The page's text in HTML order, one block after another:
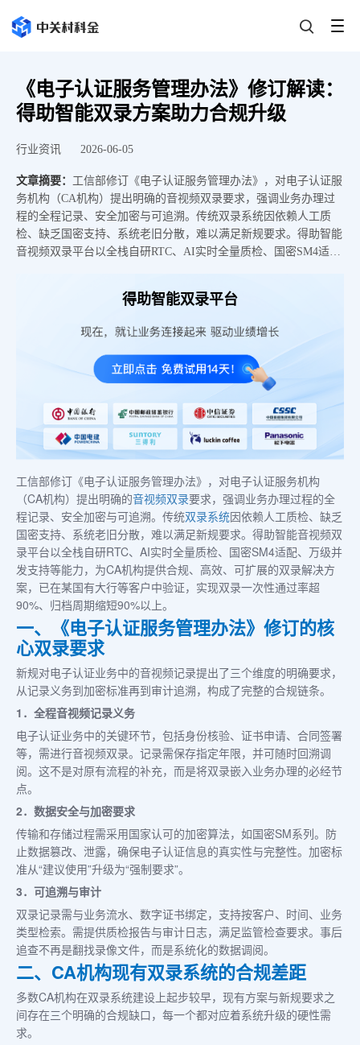
《电子认证服务管理办法》修订解读：
得助智能双录方案助力合规升级
行业资讯 2026-06-05
文章摘要： 工信部修订《电子认证服务管理办法》，对电子认证服
务机构（CA机构）提出明确的音视频双录要求，强调业务办理过
程的全程记录、安全加密与可追溯。传统双录系统因依赖人工质
检、缺乏国密支持、系统老旧分散，难以满足新规要求。得助智能
音视频双录平台以全栈自研RTC、AI实时全量质检、国密SM4适
得助智能双录平台
工信部修订《电子认证服务管理办法》，对电子认证服务机构
（CA机构）提出明确的音视频双录要求，强调业务办理过程的全
程记录、安全加密与可追溯。传统双录系统因依赖人工质检、缺乏
国密支持、系统老旧分散，难以满足新规要求。得助智能音视频双
录平台以全栈自研RTC、AI实时全量质检、国密SM4适配、万级并
发支持等能力，为CA机构提供合规、高效、可扩展的双录解决方
案，已在某国有大行等客户中验证，实现双录一次性通过率超
90%、归档周期缩短90%以上。
一、《电子认证服务管理办法》修订的核
心双录要求
新规对电子认证业务中的音视频记录提出了三个维度的明确要求，
从记录义务到加密标准再到审计追溯，构成了完整的合规链条。
1．全程音视频记录义务
电子认证业务中的关键环节，包括身份核验、证书申请、合同签署
等，需进行音视频双录。记录需保存指定年限，并可随时回溯调
阅。这不是对原有流程的补充，而是将双录嵌入业务办理的必经节
点。
2．数据安全与加密要求
传输和存储过程需采用国家认可的加密算法，如国密SM系列。防
止数据篡改、泄露，确保电子认证信息的真实性与完整性。加密标
准从“建议使用”升级为“强制要求”。
3．可追溯与审计
双录记录需与业务流水、数字证书绑定，支持按客户、时间、业务
类型检索。需提供质检报告与审计日志，满足监管检查要求。事后
追查不再是翻找录像文件，而是系统化的数据调阅。
二、CA机构现有双录系统的合规差距
多数CA机构在双录系统建设上起步较早，现有方案与新规要求之
间存在三个明确的合规缺口，每一个都对应着系统升级的硬性需
求。